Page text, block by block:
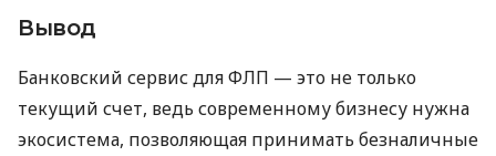
Вывод
Банковский сервис для ФЛП — это не только
текущий счет, ведь современному бизнесу нужна
экосистема, позволяющая принимать безналичные